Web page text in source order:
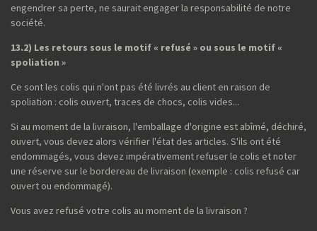
engendrer sa perte, ne saurait engager la responsabilité de notre
société.
13.2) Les retours sous le motif « refusé » ou sous le motif «
spoliation »
Ce sont les colis qui n'ont pas été livrés au client en raison de
spoliation : colis ouvert, traces de chocs, colis vides...
Si au moment de la livraison, l'emballage d'origine est abîmé, déchiré,
ouvert, vous devez alors vérifier l'état des articles. S'ils ont été
endommagés, vous devez impérativement refuser le colis et noter
une réserve sur le bordereau de livraison (exemple : colis refusé car
ouvert ou endommagé).
Vous avez refusé votre colis au moment de la livraison ?